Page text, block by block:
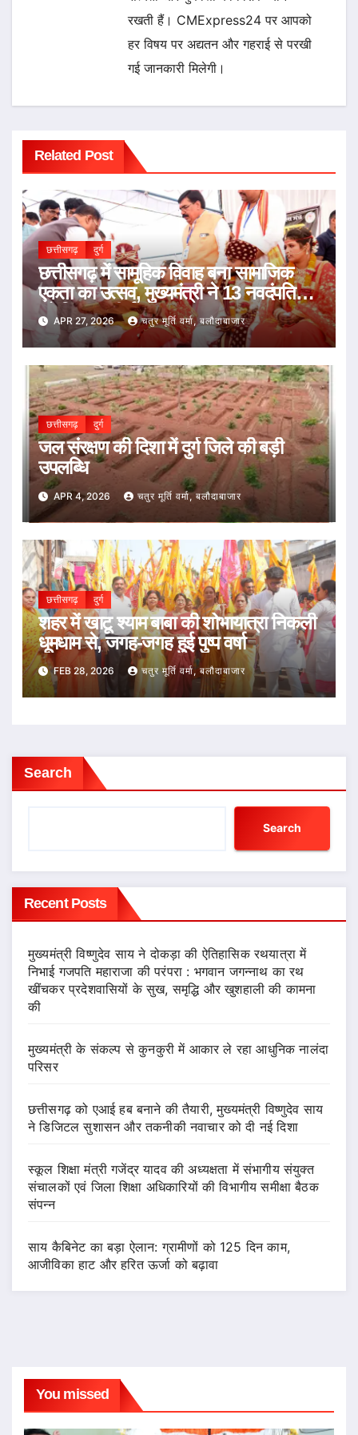
रखती हैं। CMExpress24 पर आपको
हर विषय पर अद्यतन और गहराई से परखी
गई जानकारी मिलेगी।
Related Post
छत्तीसगढ़ दुर्ग
छत्तीसगढ़ में सामूहिक विवाह बना सामाजिक
एकता का उत्सव, मुख्यमंत्री ने 13 नवदंपतियों
को दिया आशीर्वाद
APR 27, 2026 चतुर मूर्ति वर्मा, बलौदाबाजार
छत्तीसगढ़ दुर्ग
जल संरक्षण की दिशा में दुर्ग जिले की बड़ी
उपलब्धि
APR 4, 2026 चतुर मूर्ति वर्मा, बलौदाबाजार
छत्तीसगढ़ दुर्ग
शहर में खाटू श्याम बाबा की शोभायात्रा निकली
धूमधाम से, जगह-जगह हुई पुष्प वर्षा
FEB 28, 2026 चतुर मूर्ति वर्मा, बलौदाबाजार
Search
Search
Recent Posts
मुख्यमंत्री विष्णुदेव साय ने दोकड़ा की ऐतिहासिक रथयात्रा में
निभाई गजपति महाराजा की परंपरा : भगवान जगन्नाथ का रथ
खींचकर प्रदेशवासियों के सुख, समृद्धि और खुशहाली की कामना
की
मुख्यमंत्री के संकल्प से कुनकुरी में आकार ले रहा आधुनिक नालंदा
परिसर
छत्तीसगढ़ को एआई हब बनाने की तैयारी, मुख्यमंत्री विष्णुदेव साय
ने डिजिटल सुशासन और तकनीकी नवाचार को दी नई दिशा
स्कूल शिक्षा मंत्री गजेंद्र यादव की अध्यक्षता में संभागीय संयुक्त
संचालकों एवं जिला शिक्षा अधिकारियों की विभागीय समीक्षा बैठक
संपन्न
साय कैबिनेट का बड़ा ऐलान: ग्रामीणों को 125 दिन काम,
आजीविका हाट और हरित ऊर्जा को बढ़ावा
You missed